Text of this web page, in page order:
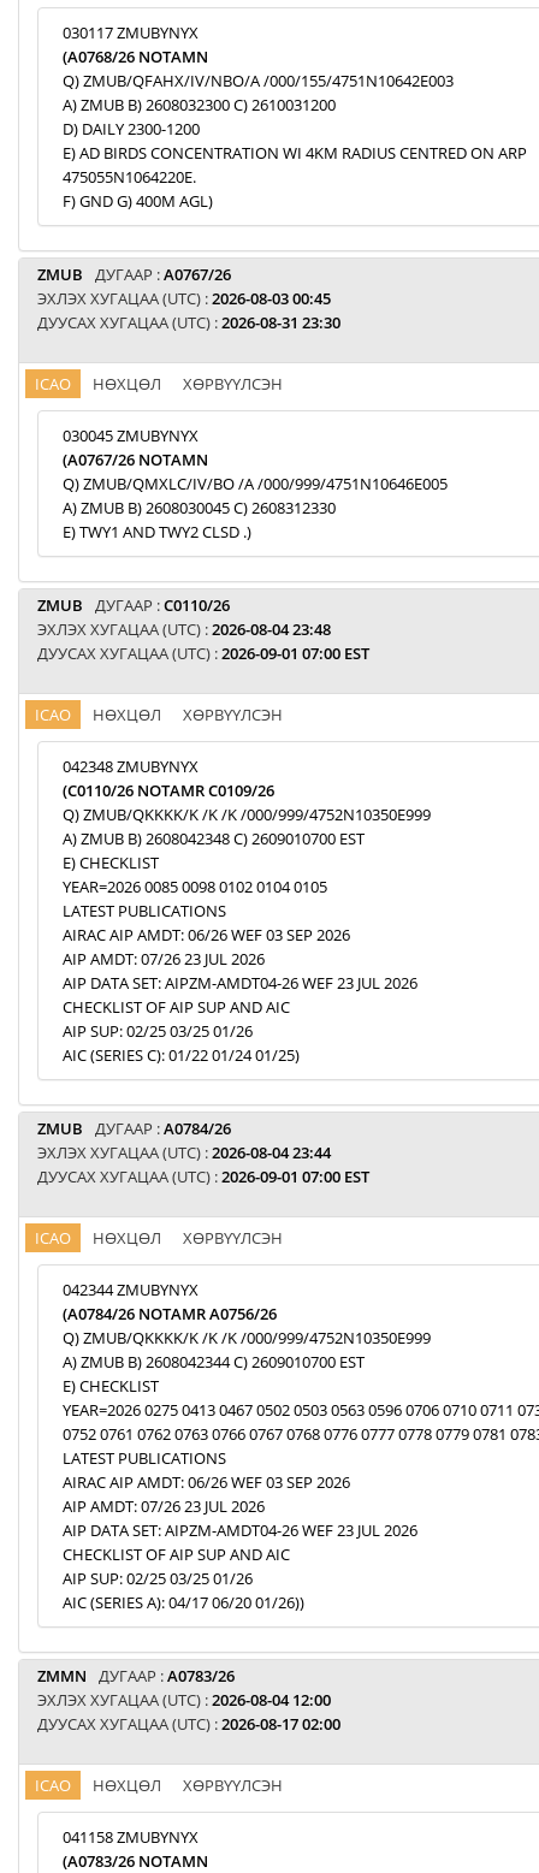
030117 ZMUBYNYX
(A0768/26 NOTAMN
Q) ZMUB/QFAHX/IV/NBO/A /000/155/4751N10642E003
A) ZMUB B) 2608032300 C) 2610031200
D) DAILY 2300-1200
E) AD BIRDS CONCENTRATION WI 4KM RADIUS CENTRED ON ARP
475055N1064220E.
F) GND G) 400M AGL)
ZMUB ДУГААР :A0767/26
ЭХЛЭХ ХУГАЦАА (UTC) :2026-08-03 00:45
ДУУСАХ ХУГАЦАА (UTC) :2026-08-31 23:30
ICAO НӨХЦӨЛ ХӨРВҮҮЛСЭН
030045 ZMUBYNYX
(A0767/26 NOTAMN
Q) ZMUB/QMXLC/IV/BO /A /000/999/4751N10646E005
A) ZMUB B) 2608030045 C) 2608312330
E) TWY1 AND TWY2 CLSD .)
ZMUB ДУГААР :C0110/26
ЭХЛЭХ ХУГАЦАА (UTC) :2026-08-04 23:48
ДУУСАХ ХУГАЦАА (UTC) :2026-09-01 07:00 EST
ICAO НӨХЦӨЛ ХӨРВҮҮЛСЭН
042348 ZMUBYNYX
(C0110/26 NOTAMR C0109/26
Q) ZMUB/QKKKK/K /K /K /000/999/4752N10350E999
A) ZMUB B) 2608042348 C) 2609010700 EST
E) CHECKLIST
YEAR=2026 0085 0098 0102 0104 0105
LATEST PUBLICATIONS
AIRAC AIP AMDT: 06/26 WEF 03 SEP 2026
AIP AMDT: 07/26 23 JUL 2026
AIP DATA SET: AIPZM-AMDT04-26 WEF 23 JUL 2026
CHECKLIST OF AIP SUP AND AIC
AIP SUP: 02/25 03/25 01/26
AIC (SERIES C): 01/22 01/24 01/25)
ZMUB ДУГААР :A0784/26
ЭХЛЭХ ХУГАЦАА (UTC) :2026-08-04 23:44
ДУУСАХ ХУГАЦАА (UTC) :2026-09-01 07:00 EST
ICAO НӨХЦӨЛ ХӨРВҮҮЛСЭН
042344 ZMUBYNYX
(A0784/26 NOTAMR A0756/26
Q) ZMUB/QKKKK/K /K /K /000/999/4752N10350E999
A) ZMUB B) 2608042344 C) 2609010700 EST
E) CHECKLIST
YEAR=2026 0275 0413 0467 0502 0503 0563 0596 0706 0710 0711
0752 0761 0762 0763 0766 0767 0768 0776 0777 0778 0779 0781
LATEST PUBLICATIONS
AIRAC AIP AMDT: 06/26 WEF 03 SEP 2026
AIP AMDT: 07/26 23 JUL 2026
AIP DATA SET: AIPZM-AMDT04-26 WEF 23 JUL 2026
CHECKLIST OF AIP SUP AND AIC
AIP SUP: 02/25 03/25 01/26
AIC (SERIES A): 04/17 06/20 01/26))
ZMMN ДУГААР :A0783/26
ЭХЛЭХ ХУГАЦАА (UTC) :2026-08-04 12:00
ДУУСАХ ХУГАЦАА (UTC) :2026-08-17 02:00
ICAO НӨХЦӨЛ ХӨРВҮҮЛСЭН
041158 ZMUBYNYX
(A0783/26 NOTAMN